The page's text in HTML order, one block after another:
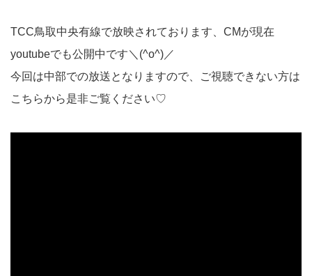
TCC鳥取中央有線で放映されております、CMが現在
youtubeでも公開中です＼(^o^)／
今回は中部での放送となりますので、ご視聴できない方は
こちらから是非ご覧ください♡